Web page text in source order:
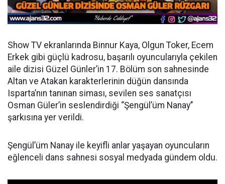
Show TV ekranlarında Binnur Kaya, Olgun Toker, Ecem
Erkek gibi güçlü kadrosu, başarılı oyuncularıyla çekilen
aile dizisi Güzel Günler’in 17. Bölüm son sahnesinde
Altan ve Atakan karakterlerinin düğün dansında
Isparta’nın tanınan siması, sevilen ses sanatçısı
Osman Güler’in seslendirdiği ‘’Şengül’üm Nanay’’
şarkısına yer verildi.
Şengül’üm Nanay ile keyifli anlar yaşayan oyuncuların
eğlenceli dans sahnesi sosyal medyada gündem oldu.